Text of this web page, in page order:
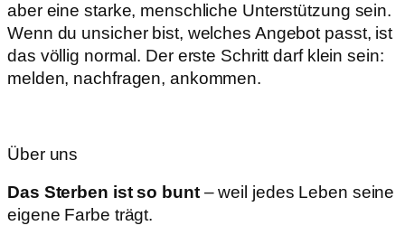
aber eine starke, menschliche Unterstützung sein.
Wenn du unsicher bist, welches Angebot passt, ist
das völlig normal. Der erste Schritt darf klein sein:
melden, nachfragen, ankommen.
Über uns
Das Sterben ist so bunt– weil jedes Leben seine
eigene Farbe trägt.